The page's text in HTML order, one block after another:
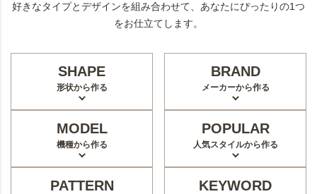
好きなタイプとデザインを組み合わせて、あなたにぴったりの1つ
をお仕立てします。
SHAPE
形状から作る
BRAND
メーカーから作る
MODEL
機種から作る
POPULAR
人気スタイルから作る
PATTERN KEYWORD